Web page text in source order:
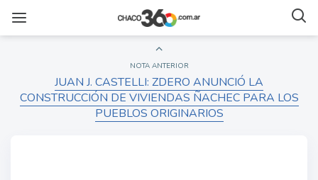
NOTA ANTERIOR
JUAN J. CASTELLI: ZDERO ANUNCIÓ LA
CONSTRUCCIÓN DE VIVIENDAS ÑACHEC PARA LOS
PUEBLOS ORIGINARIOS